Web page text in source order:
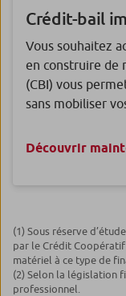
Crédit-bail
Vous souhaitez
en construire de
(CBI) vous
sans mobiliser
Découvrir
(1) Sous réserve
par le Crédit Coopératif
matériel à ce type de
(2) Selon la législation
professionnel.